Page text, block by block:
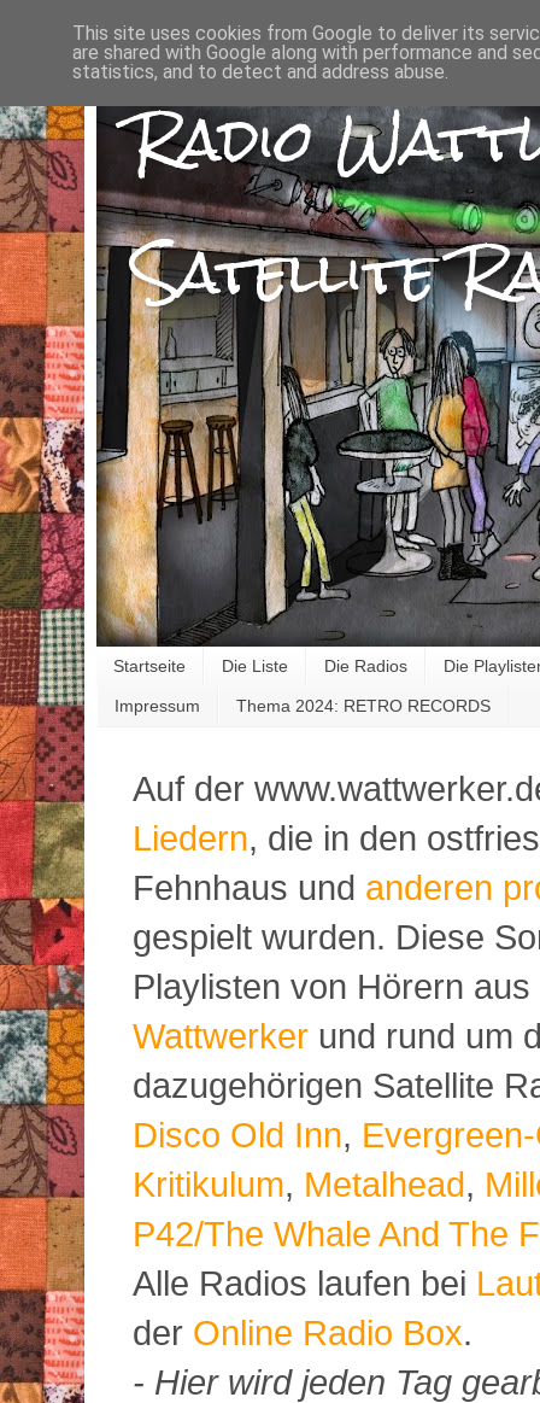
Radio
Satellite
Startseite Die Liste Die Radios Die
Impressum Thema 2024: RETRO RECORDS
Auf der
Liedern, die in den
Fehnhaus und anderen
gespielt wurden. Diese
Playlisten von Hörern
Wattwerker und rund um
dazugehörigen Satellite
Disco Old Inn,
Kritikulum, Metalhead,
P42/The Whale And The
Alle Radios laufen bei
der Online Radio Box.
- Hier wird jeden Tag
This site uses cookies from Google to deliver its
are shared with Google along with performance and
statistics, and to detect and address abuse.